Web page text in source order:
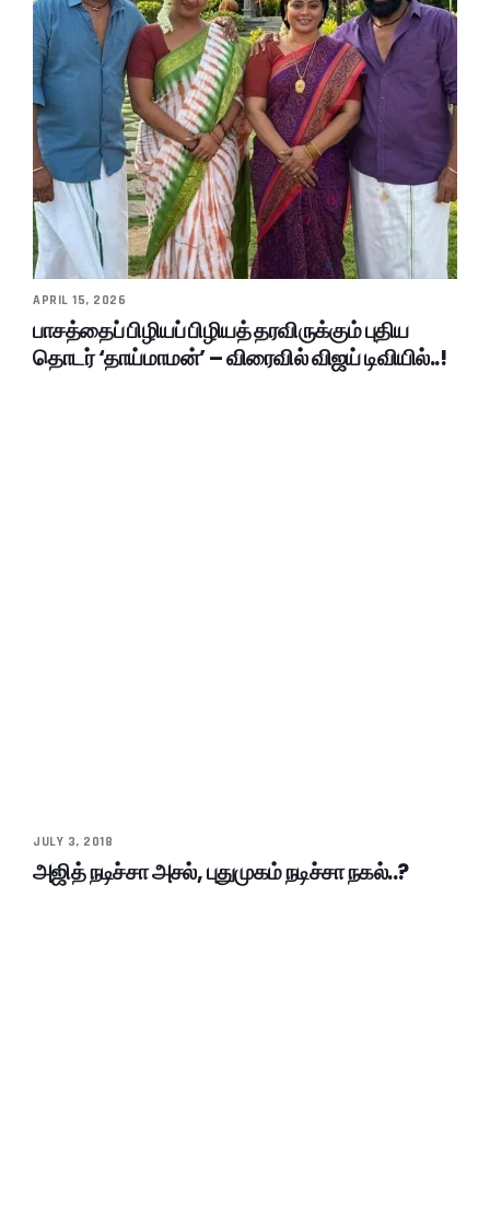
APRIL 15, 2026
பாசத்தைப் பிழியப் பிழியத் தரவிருக்கும் புதிய
தொடர் ‘தாய்மாமன்’ – விரைவில் விஜய் டிவியில்..!
JULY 3, 2018
அஜித் நடிச்சா அசல், புதுமுகம் நடிச்சா நகல்..?